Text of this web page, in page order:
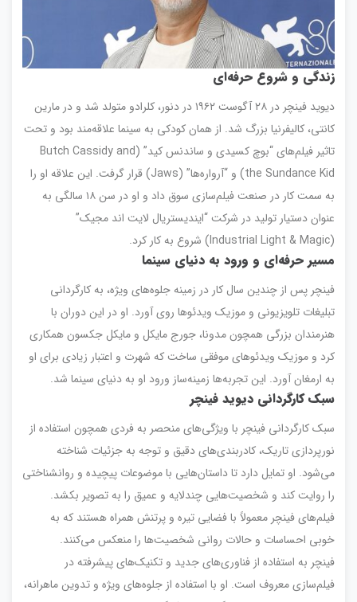
زندگی و شروع حرفه‌ای
دیوید فینچر در ۲۸ آگوست ۱۹۶۲ در دنور، کلرادو متولد شد و در مارین
کانتی، کالیفرنیا بزرگ شد. از همان کودکی به سینما علاقه‌مند بود و تحت
تاثیر فیلم‌های “بوچ کسیدی و ساندنس کید” (Butch Cassidy and
the Sundance Kid) و “آرواره‌ها” (Jaws) قرار گرفت. این علاقه او را
به سمت کار در صنعت فیلم‌سازی سوق داد و او در سن ۱۸ سالگی به
عنوان دستیار تولید در شرکت “ایندیستریال لایت اند مجیک”
(Industrial Light & Magic) شروع به کار کرد.
مسیر حرفه‌ای و ورود به دنیای سینما
فینچر پس از چندین سال کار در زمینه جلوه‌های ویژه، به کارگردانی
تبلیغات تلویزیونی و موزیک ویدئوها روی آورد. او در این دوران با
هنرمندان بزرگی همچون مدونا، جورج مایکل و مایکل جکسون همکاری
کرد و موزیک ویدئوهای موفقی ساخت که شهرت و اعتبار زیادی برای او
به ارمغان آورد. این تجربه‌ها زمینه‌ساز ورود او به دنیای سینما شد.
سبک کارگردانی دیوید فینچر
سبک کارگردانی فینچر با ویژگی‌های منحصر به فردی همچون استفاده از
نورپردازی تاریک، کادربندی‌های دقیق و توجه به جزئیات شناخته
می‌شود. او تمایل دارد تا داستان‌هایی با موضوعات پیچیده و روانشناختی
را روایت کند و شخصیت‌هایی چندلایه و عمیق را به تصویر بکشد.
فیلم‌های فینچر معمولاً با فضایی تیره و پرتنش همراه هستند که به
خوبی احساسات و حالات روانی شخصیت‌ها را منعکس می‌کنند.
فینچر به استفاده از فناوری‌های جدید و تکنیک‌های پیشرفته در
فیلم‌سازی معروف است. او با استفاده از جلوه‌های ویژه و تدوین ماهرانه،